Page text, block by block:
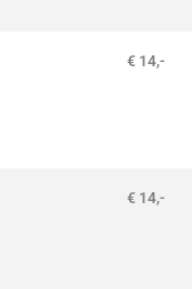
€ 14,-
€ 14,-